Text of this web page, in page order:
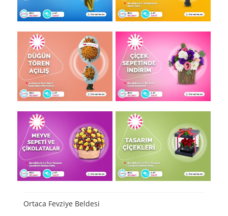
Ortaca Fevziye Beldesi